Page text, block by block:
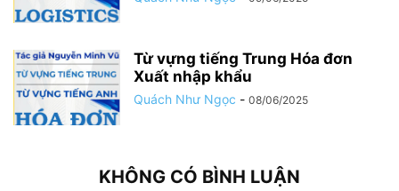
Từ vựng tiếng Trung Hóa đơn
Xuất nhập khẩu
Quách Như Ngọc - 08/06/2025
KHÔNG CÓ BÌNH LUẬN